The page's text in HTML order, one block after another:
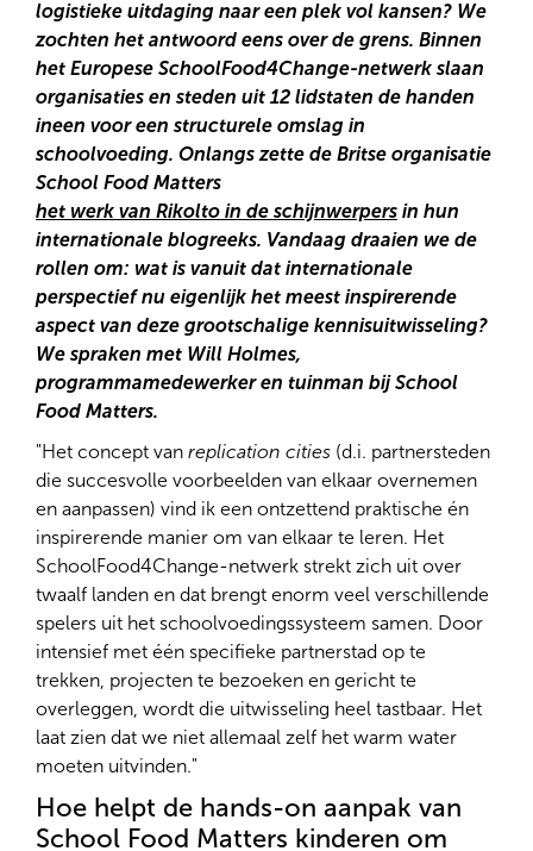
logistieke uitdaging naar een plek vol kansen? We
zochten het antwoord eens over de grens. Binnen
het Europese SchoolFood4Change-netwerk slaan
organisaties en steden uit 12 lidstaten de handen
ineen voor een structurele omslag in
schoolvoeding. Onlangs zette de Britse organisatie
School Food Matters
het werk van Rikolto in de schijnwerpers in hun
internationale blogreeks. Vandaag draaien we de
rollen om: wat is vanuit dat internationale
perspectief nu eigenlijk het meest inspirerende
aspect van deze grootschalige kennisuitwisseling?
We spraken met Will Holmes,
programmamedewerker en tuinman bij School
Food Matters.
"Het concept van replication cities (d.i. partnersteden
die succesvolle voorbeelden van elkaar overnemen
en aanpassen) vind ik een ontzettend praktische én
inspirerende manier om van elkaar te leren. Het
SchoolFood4Change-netwerk strekt zich uit over
twaalf landen en dat brengt enorm veel verschillende
spelers uit het schoolvoedingssysteem samen. Door
intensief met één specifieke partnerstad op te
trekken, projecten te bezoeken en gericht te
overleggen, wordt die uitwisseling heel tastbaar. Het
laat zien dat we niet allemaal zelf het warm water
moeten uitvinden."
Hoe helpt de hands-on aanpak van
School Food Matters kinderen om